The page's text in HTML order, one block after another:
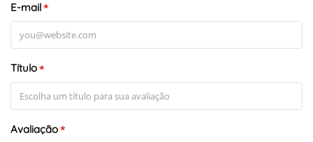
E-mail*
Título*
Avaliação*